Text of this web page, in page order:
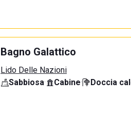
Bagno Galattico
Lido Delle Nazioni
Sabbiosa· Cabine· Doccia